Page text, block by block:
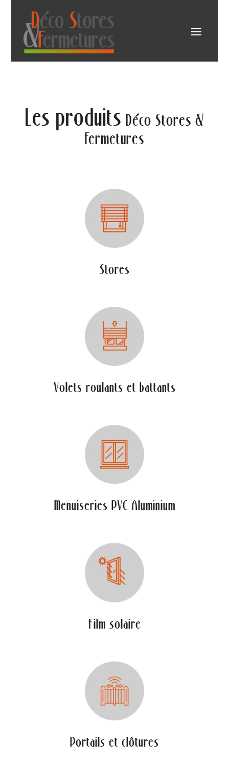
Les produits Déco Stores &
Fermetures
Stores
Volets roulants et battants
Menuiseries PVC Aluminium
Film solaire
Portails et clôtures